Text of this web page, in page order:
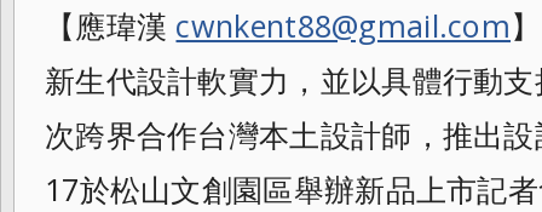
【應瑋漢 cwnkent88@gmail.com
新生代設計軟實力，並以具體行動
次跨界合作台灣本土設計師，推出
17於松山文創園區舉辦新品上市記